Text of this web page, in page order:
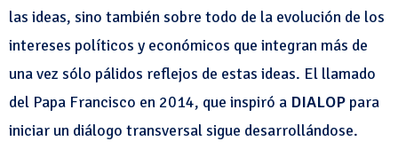
las ideas, sino también sobre todo de la evolución de los
intereses políticos y económicos que integran más de
una vez sólo pálidos reflejos de estas ideas. El llamado
del Papa Francisco en 2014, que inspiró a DIALOP para
iniciar un diálogo transversal sigue desarrollándose.